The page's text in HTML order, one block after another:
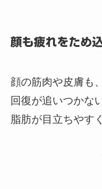
顔も疲れをため
顔の筋肉や皮膚も
回復が追いつかな
脂肪が目立ちやす